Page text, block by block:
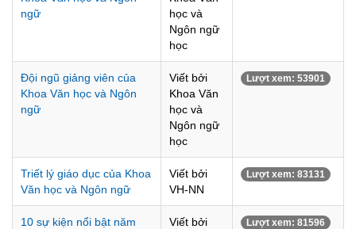
ngữ
học và
Ngôn ngữ
học
Đội ngũ giảng viên của
Khoa Văn học và Ngôn
ngữ
Viết bởi
Khoa Văn
học và
Ngôn ngữ
học
Lượt xem: 53901
Triết lý giáo dục của Khoa
Văn học và Ngôn ngữ
Viết bởi
VH-NN
Lượt xem: 83131
10 sự kiện nổi bật năm
Viết bởi
Lượt xem: 81596